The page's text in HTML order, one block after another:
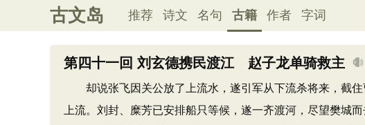
古文岛 推荐 诗文 名句 古籍 作者 字词
第四十一回 刘玄德携民渡江 赵子龙单骑救主
却说张飞因关公放了上流水，遂引军从下流杀将来，截住
上流。刘封、糜芳已安排船只等候，遂一齐渡河，尽望樊城